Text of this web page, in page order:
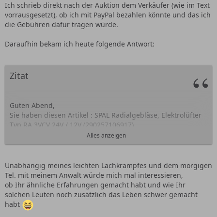
Ich schrieb direkt nach der Auktion dem Verkäufer (wie im Text
vorrausgesetzt), ob ich mit PayPal bezahlen könnte und das ich
die Gebühren dafür tragen würde.
Daraufhin bekam ich heute folgende Antwort:
Zitat
Guten Abend,
Sie haben diesen Artikel : SPAL Radialgebläse, Elektrolüfter
Typ RA 3VCV 24V / 12V (290257106917)
Ich selbst Ansprüche auf
Verwendung in meinem PKW und wir können daher,
Bitte bestätigen Sie noch die EBAY Abschlußmeldung über
die einvernehmliche Nichtabhandlung.
Dennoch wünsche Ich weiterhin viel Erfolg bei der
Artikelsuche und beim bieten.
Alles anzeigen
Unabhängig meines leichten Lachkrampfes und dem morgigen
Tel. mit meinem Anwalt würde mich mal interessieren,
ob Ihr ähnliche Erfahrungen gemacht habt und wie Ihr
solchen Leuten noch zusätzlich das Leben schwer gemacht
habt